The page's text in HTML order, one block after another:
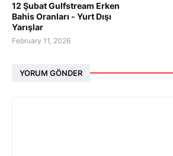
12 Şubat Gulfstream Erken
Bahis Oranları - Yurt Dışı
Yarışlar
February 11, 2026
YORUM GÖNDER